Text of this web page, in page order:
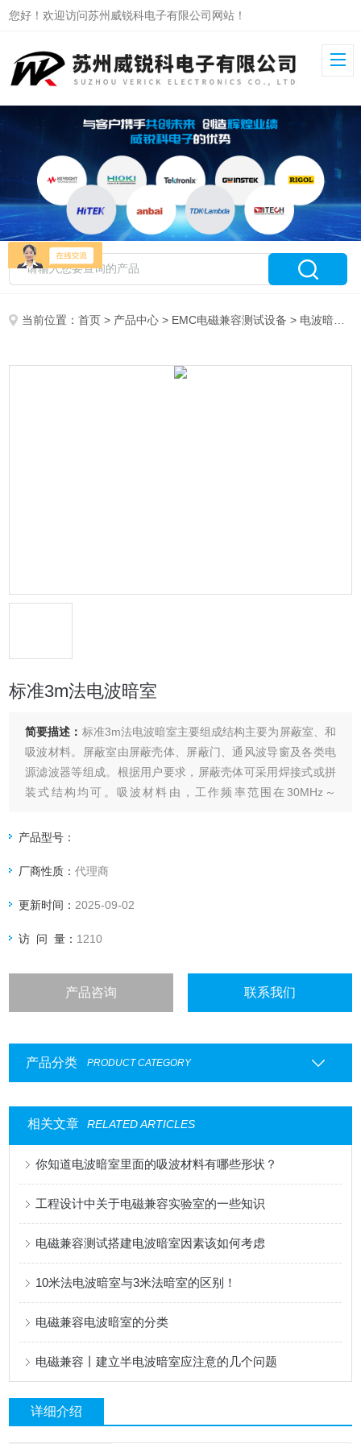
您好！欢迎访问苏州威锐科电子有限公司网站！
当前位置：首页 > 产品中心 > EMC电磁兼容测试设备 > 电波暗室
标准3m法电波暗室
简要描述： 标准3m法电波暗室主要组成结构主要为屏蔽室、和
吸波材料。屏蔽室由屏蔽壳体、屏蔽门、通风波导窗及各类电
源滤波器等组成。根据用户要求，屏蔽壳体可采用焊接式或拼
装式结构均可。吸波材料由，工作频率范围在30MHz～
锥形含碳海绵吸波材料是由聚氨脂泡沫塑料在碳胶溶液中渗透
产品型号：
厂商性质：代理商
更新时间： 2025-09-02
访 问 量： 1210
产品咨询 联系我们
产品分类 PRODUCT CATEGORY
相关文章 RELATED ARTICLES
你知道电波暗室里面的吸波材料有哪些形状？
工程设计中关于电磁兼容实验室的一些知识
电磁兼容测试搭建电波暗室因素该如何考虑
10米法电波暗室与3米法暗室的区别！
电磁兼容电波暗室的分类
电磁兼容丨建立半电波暗室应注意的几个问题
详细介绍